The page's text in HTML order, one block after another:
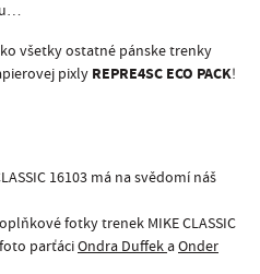
všetky ostatné pánske trenky
pixly REPRE4SC ECO PACK!
16103 má na svědomí náš
fotky trenek MIKE CLASSIC
parťáciOndra Duffek aOnder